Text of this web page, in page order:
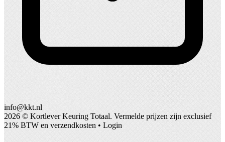
info@kkt.nl
2026 © Kortlever Keuring Totaal. Vermelde prijzen zijn exclusief
21% BTW en verzendkosten • Login